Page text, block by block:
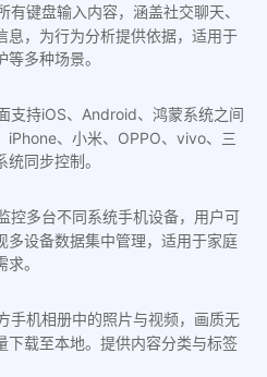
有键盘输入内容，涵盖社交聊天、
息，为行为分析提供依据，适用于
多种场景。
支持iOS、Android、鸿蒙系统之间
iPhone、小米、OPPO、vivo、三
同步控制。
控多台不同系统手机设备，用户可
多设备数据集中管理，适用于家庭
。
手机相册中的照片与视频，画质无
下载至本地。提供内容分类与标签